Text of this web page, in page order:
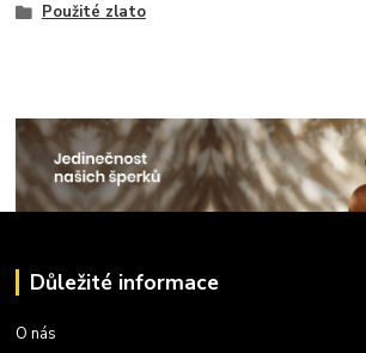
Použité zlato
Důležité informace
O nás